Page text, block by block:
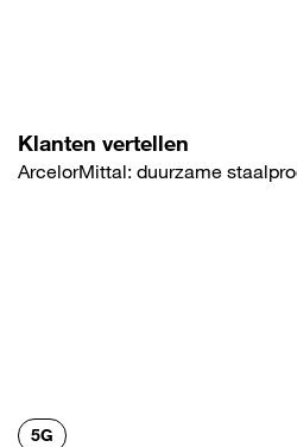
Klanten vertellen
ArcelorMittal: duurzame
5G